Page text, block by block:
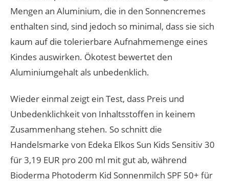
Mengen an Aluminium, die in den Sonnencremes
enthalten sind, sind jedoch so minimal, dass sie sich
kaum auf die tolerierbare Aufnahmemenge eines
Kindes auswirken. Ökotest bewertet den
Aluminiumgehalt als unbedenklich.
Wieder einmal zeigt ein Test, dass Preis und
Unbedenklichkeit von Inhaltsstoffen in keinem
Zusammenhang stehen. So schnitt die
Handelsmarke von Edeka Elkos Sun Kids Sensitiv 30
für 3,19 EUR pro 200 ml mit gut ab, während
Bioderma Photoderm Kid Sonnenmilch SPF 50+ für